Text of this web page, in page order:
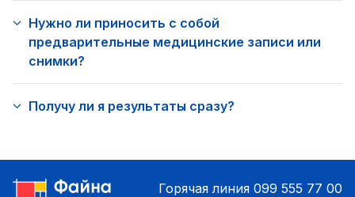
Нужно ли приносить с собой
предварительные медицинские записи или
снимки?
Получу ли я результаты сразу?
Горячая линия 099 555 77 00